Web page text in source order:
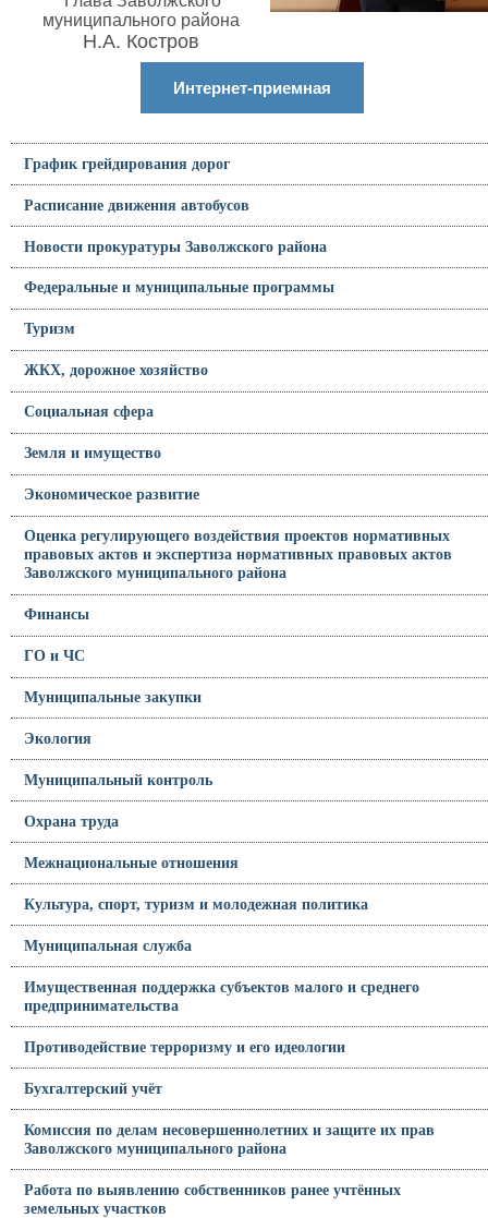
муниципального района
Н.А. Костров
Интернет-приемная
График грейдирования дорог
Расписание движения автобусов
Новости прокуратуры Заволжского района
Федеральные и муниципальные программы
Туризм
ЖКХ, дорожное хозяйство
Социальная сфера
Земля и имущество
Экономическое развитие
Оценка регулирующего воздействия проектов нормативных
правовых актов и экспертиза нормативных правовых актов
Заволжского муниципального района
Финансы
ГО и ЧС
Муниципальные закупки
Экология
Муниципальный контроль
Охрана труда
Межнациональные отношения
Культура, спорт, туризм и молодежная политика
Муниципальная служба
Имущественная поддержка субъектов малого и среднего
предпринимательства
Противодействие терроризму и его идеологии
Бухгалтерский учёт
Комиссия по делам несовершеннолетних и защите их прав
Заволжского муниципального района
Работа по выявлению собственников ранее учтённых
земельных участков